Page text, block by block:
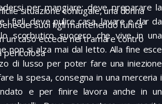
per mangiare: deve preparare la
i figli, deve pulire casa, lavare e dar da
scorbutico suocero che vive in una
non si alza mai dal letto. Alla fine esce
di lusso per poter fare una iniezione
la spesa, consegna in una merceria i
e per finire lavora anche in un
situazione coniugale, una donna
dei suoi figli mantenendo l’unità
un caso eccede nel tramare contro
pericolosa